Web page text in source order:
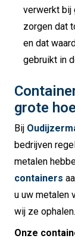
verwerkt bij
zorgen dat
en dat
gebruikt in
grote
Bij
bedrijven
metalen
containers
u uw metalen
wij ze ophalen.
Onze